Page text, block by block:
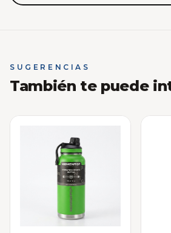
SUGERENCIAS
También te puede